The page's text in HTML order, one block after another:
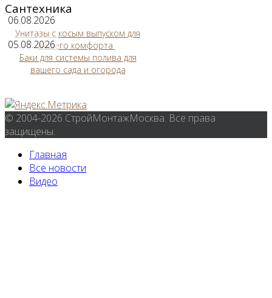
Сантехника
06.08.2026
Унитазы с косым выпуском для
вашего комфорта
05.08.2026
Баки для системы полива для
вашего сада и огорода
© 2004-2026 СтройМонтажМосква. Все права
защищены.
Главная
Все новости
Видео